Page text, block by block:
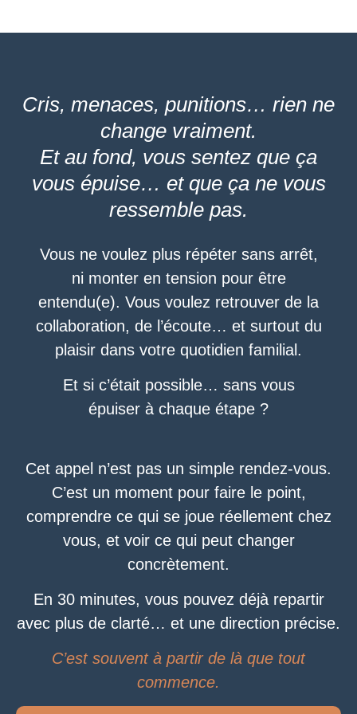
Cris, menaces, punitions… rien ne
change vraiment.
Et au fond, vous sentez que ça
vous épuise… et que ça ne vous
ressemble pas.
Vous ne voulez plus répéter sans arrêt,
ni monter en tension pour être
entendu(e). Vous voulez retrouver de la
collaboration, de l’écoute… et surtout du
plaisir dans votre quotidien familial.
Et si c’était possible… sans vous
épuiser à chaque étape ?
Cet appel n’est pas un simple rendez-vous.
C’est un moment pour faire le point,
comprendre ce qui se joue réellement chez
vous, et voir ce qui peut changer
concrètement.
En 30 minutes, vous pouvez déjà repartir
avec plus de clarté… et une direction précise.
C’est souvent à partir de là que tout
commence.